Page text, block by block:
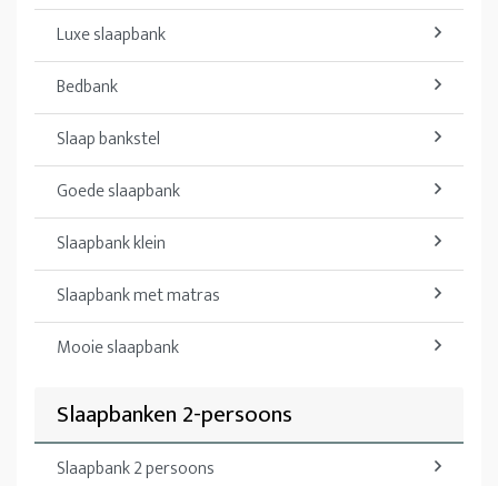
Luxe slaapbank
Bedbank
Slaap bankstel
Goede slaapbank
Slaapbank klein
Slaapbank met matras
Mooie slaapbank
Slaapbanken 2-persoons
Slaapbank 2 persoons